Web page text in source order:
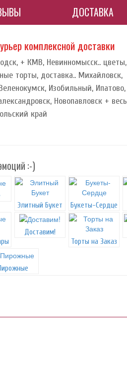
ДОСТАВКА
комплексной доставки
+ КМВ, Невинномысск.. цветы,
торты, доставка.. Михайловск,
Изобильный, Ипатово,
Новопавловск + весь
край
:-)
Элитный Букет
Букеты-Сердце
Доставим!
Торты на Заказ